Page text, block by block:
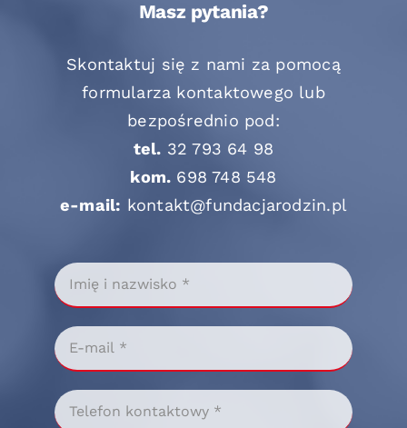
Masz pytania?
Skontaktuj się z nami za pomocą
formularza kontaktowego lub
bezpośrednio pod:
tel. 32 793 64 98
kom. 698 748 548
e-mail: kontakt@fundacjarodzin.pl